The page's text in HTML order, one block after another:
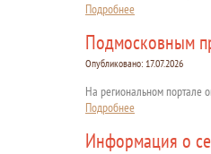
Подробнее
Подмосковным
Опубликовано: 17.07.2026
На региональном портале
Подробнее
Информация о